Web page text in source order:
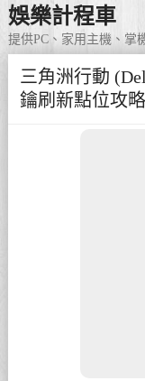
娛樂計程車
提供PC、家用主機、掌
三角洲行動
鑰刷新點位攻略